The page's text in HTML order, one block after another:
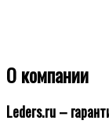
О компании
Leders.ru –